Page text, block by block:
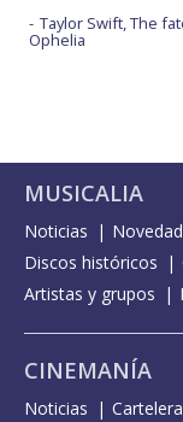
Taylor Swift, The
Ophelia
MUSICALIA
Noticias
Discos históricos
Artistas y grupos
CINEMANÍA
Noticias Cartelera